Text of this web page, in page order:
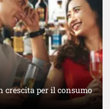
crescita per il consumo